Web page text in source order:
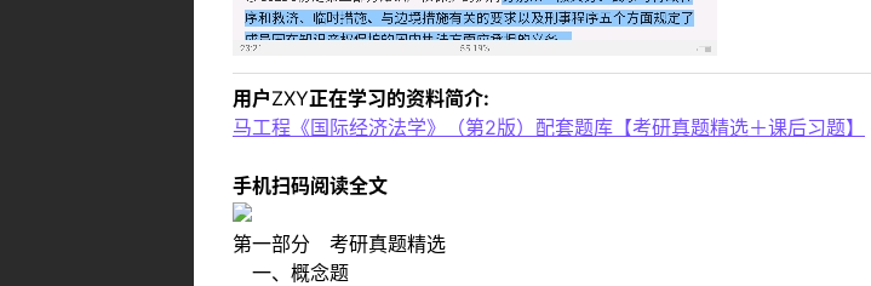
用户ZXY正在学习的资料简介:
马工程《国际经济法学》（第2版）配套题库【考研真题精选＋课后习题】
手机扫码阅读全文
第一部分 考研真题精选
一、概念题